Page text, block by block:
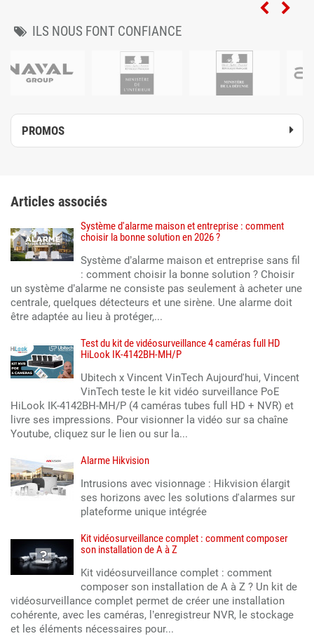
ILS NOUS FONT CONFIANCE
PROMOS
Articles associés
Système d'alarme maison et entreprise : comment
choisir la bonne solution en 2026 ?
Système d’alarme maison et entreprise sans fil
: comment choisir la bonne solution ? Choisir
un système d’alarme ne consiste pas seulement à acheter une
centrale, quelques détecteurs et une sirène. Une alarme doit
être adaptée au lieu à protéger,...
Test du kit de vidéosurveillance 4 caméras full HD
HiLook IK-4142BH-MH/P
Ubitech x Vincent VinTech Aujourd'hui, Vincent
VinTech teste le kit vidéo surveillance PoE
HiLook IK-4142BH-MH/P (4 caméras tubes full HD + NVR) et
livre ses impressions. Pour visionner la vidéo sur sa chaîne
Youtube, cliquez sur le lien ou sur la...
Alarme Hikvision
Intrusions avec visionnage : Hikvision élargit
ses horizons avec les solutions d'alarmes sur
plateforme unique intégrée
Kit vidéosurveillance complet : comment composer
son installation de A à Z
Kit vidéosurveillance complet : comment
composer son installation de A à Z ? Un kit de
vidéosurveillance complet permet de créer une installation
cohérente, avec les caméras, l’enregistreur NVR, le stockage
et les éléments nécessaires pour...